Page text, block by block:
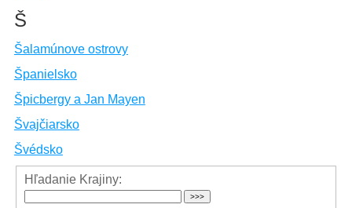
Š
Šalamúnove ostrovy
Španielsko
Špicbergy a Jan Mayen
Švajčiarsko
Švédsko
Hľadanie Krajiny: